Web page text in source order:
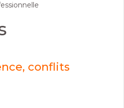
conflits